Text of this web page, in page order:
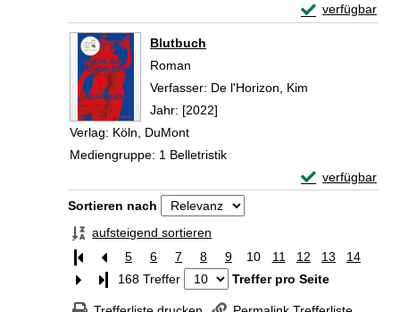
verfügbar
Exemplar-
Blutbuch
Roman
Verfasser: De l'Horizon, Kim
Jahr: [2022]
Verlag: Köln, DuMont
Mediengruppe: 1 Belletristik
verfügbar
Exemplar-
Zu den Suchfiltern springen
Sortieren nach
aufsteigend sortieren
5
6 7 8 9 10 11 12 13
14
Letzte Seite
168 Treffer Treffer pro Seite